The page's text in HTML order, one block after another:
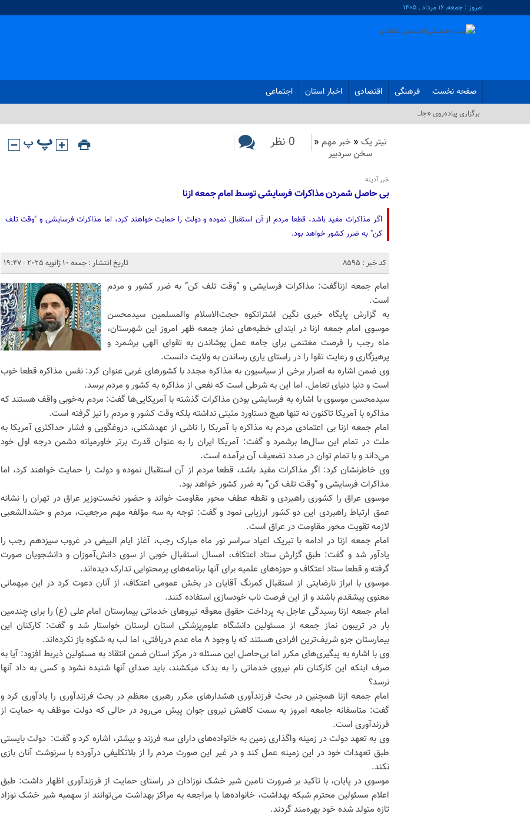
امروز : جمعه, ۱۶ مرداد , ۱۴۰۵
صفحه نخست فرهنگی اقتصادی اخبار استان اجتماعی
برگزاری پیاده‌روی «جاماندگان _
تیتر یک « خبر مهم «
سخن سردبیر
0 نظر
خبر آدینه
بی حاصل شمردن مذاکرات فرسایشی توسط امام جمعه ازنا
اگر مذاکرات مفید باشد، قطعا مردم از آن استقبال نموده و دولت را حمایت خواهند کرد، اما مذاکرات فرسایشی و "وقت تلف
کن" به ضرر کشور خواهد بود.
کد خبر : 8595
تاریخ انتشار : جمعه 10 ژانویه 2025 - 19:47
امام جمعه ازناگفت: مذاکرات فرسایشی و “وقت تلف کن” به ضرر کشور و مردم
است.
به گزارش پایگاه خبری نگین اشترانکوه حجت‌الاسلام‌ والمسلمین سیدمحسن
موسوی امام جمعه ازنا در ابتدای خطبه‌های نماز جمعه ظهر امروز این شهرستان،
ماه رجب را فرصت مغتنمی برای جامه عمل پوشاندن به تقوای الهی برشمرد و
پرهیزگاری و رعایت تقوا را در راستای یاری رساندن به ولایت دانست.
وی ضمن اشاره به اصرار برخی از سیاسیون به مذاکره مجدد با کشورهای غربی عنوان کرد: نفس مذاکره قطعا خوب
است و دنیا دنیای تعامل. اما این به شرطی است که نفعی از مذاکره به کشور و مردم برسد.
سیدمحسن موسوی با اشاره به فرسایشی بودن مذاکرات گذشته با آمریکایی‌ها گفت: مردم به‌خوبی واقف هستند که
مذاکره با آمریکا تاکنون نه تنها هیچ دستاورد مثبتی نداشته بلکه وقت کشور و مردم را نیز گرفته است.
امام جمعه ازنا بی اعتمادی مردم به مذاکره با آمربکا را ناشی از عهدشکنی، دروغگویی و فشار حداکثری آمریکا به
ملت در تمام این سال‌ها برشمرد و گفت: آمریکا ایران را به عنوان قدرت برتر خاورمیانه دشمن درجه اول خود
می‌داند و با تمام توان در صدد تضعیف آن برآمده‌ است.
وی خاطرنشان کرد: اگر مذاکرات مفید باشد، قطعا مردم از آن استقبال نموده و دولت را حمایت خواهند کرد، اما
مذاکرات فرسایشی و “وقت تلف کن” به ضرر کشور خواهد بود.
موسوی عراق را کشوری راهبردی و نقطه عطف محور مقاومت خواند و حضور نخست‌وزیر عراق در تهران را نشانه
عمق ارتباط راهبردی این دو کشور ارزیابی نمود و گفت: توجه به سه مؤلفه مهم مرجعیت، مردم و حشدالشعبی
لازمه تقویت محور مقاومت در عراق است.
امام جمعه ازنا در ادامه با تبریک اعیاد سراسر نور ماه مبارک رجب، آغاز ایام البیض در غروب سیزدهم رجب را
یادآور شد و گفت: طبق گزارش ستاد اعتکاف، امسال استقبال خوبی از سوی دانش‌آموزان و دانشجویان صورت
گرفته و قطعا ستاد اعتکاف و حوزه‌های علمیه برای آنها برنامه‌های پرمحتوایی تدارک دیده‌اند.
موسوی با ابراز نارضایتی از استقبال کمرنگ آقایان در بخش عمومی اعتکاف، از آنان دعوت کرد در این میهمانی
معنوی پیشقدم باشند و از این فرصت ناب خودسازی استفاده کنند.
امام جمعه ازنا رسیدگی عاجل به پرداخت حقوق معوقه نیروهای خدماتی بیمارستان امام علی (ع) را برای چندمین
بار در تریبون نماز جمعه از مسئولین دانشگاه علوم‌پزشکی استان لرستان خواستار شد و گفت: کارکنان این
بیمارستان جزو شریف‌ترین افرادی هستند که با وجود ۸ ماه عدم دریافتی، اما لب به شکوه باز نکرده‌اند.
وی با اشاره به پیگیری‌های مکرر اما بی‌حاصل این مسئله در مرکز استان ضمن انتقاد به مسئولین ذیربط افزود: آیا به
صرف اینکه این کارکنان نام نیروی خدماتی را به یدک میکشند، باید صدای آنها شنیده نشود و کسی به داد آنها
نرسد؟
امام جمعه ازنا همچنین در بحث فرزندآوری هشدارهای مکرر رهبری معظم در بحث فرزندآوری را یادآوری کرد و
گفت: متاسفانه جامعه امروز به سمت کاهش نیروی جوان پیش می‌رود در حالی که دولت موظف به حمایت از
فرزندآوری است.
وی به تعهد دولت در زمینه واگذاری زمین به خانواده‌های دارای سه فرزند و بیشتر، اشاره کرد و گفت: دولت بایستی
طبق تعهدات خود در این زمینه عمل کند و در غیر این صورت مردم را از بلاتکلیفی درآورده با سرنوشت آنان بازی
نکند.
موسوی در پایان، با تاکید بر ضرورت تامین شیر خشک نوزادان در راستای حمایت از فرزندآوری اظهار داشت: طبق
اعلام مسئولین محترم شبكه بهداشت، خانواده‌ها با مراجعه به مراکز بهداشت می‌توانند از سهمیه شیر خشک نوزاد
تازه متولد شده خود بهره‌مند گردند.